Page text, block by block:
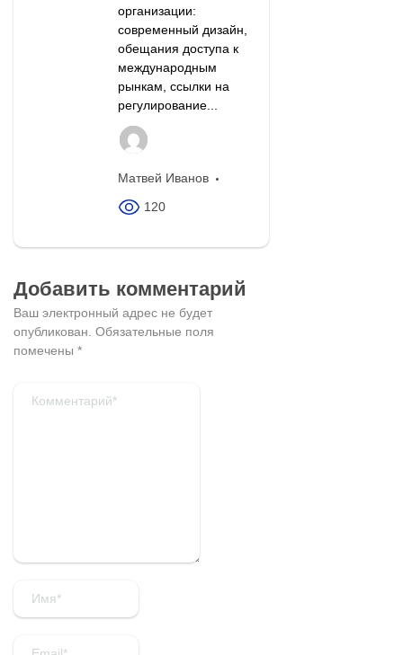
организации:
современный дизайн,
обещания доступа к
международным
рынкам, ссылки на
регулирование...
Матвей Иванов
120
Добавить комментарий
Ваш электронный адрес не будет
опубликован. Обязательные поля
помечены *